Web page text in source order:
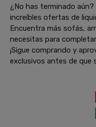
¿No has terminado
increíbles ofertas de
Encuentra más sofás,
necesitas para
¡Sigue comprando y
exclusivos antes de que